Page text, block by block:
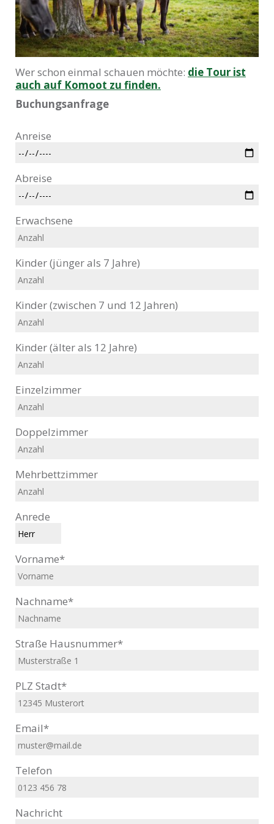
Wer schon einmal schauen möchte: die Tour ist
auch auf Komoot zu finden.
Buchungsanfrage
Anreise
Abreise
Erwachsene
Kinder (jünger als 7 Jahre)
Kinder (zwischen 7 und 12 Jahren)
Kinder (älter als 12 Jahre)
Einzelzimmer
Doppelzimmer
Mehrbettzimmer
Anrede
Vorname*
Nachname*
Straße Hausnummer*
PLZ Stadt*
Email*
Telefon
Nachricht